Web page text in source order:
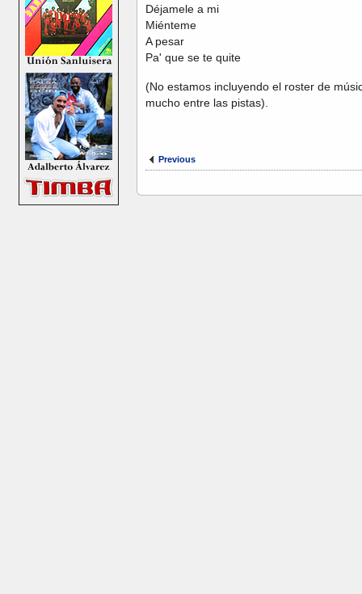
Déjamele a mi
Miénteme
A pesar
Pa' que se te quite
(No estamos incluyendo el roster de
mucho entre las pistas).
Previous